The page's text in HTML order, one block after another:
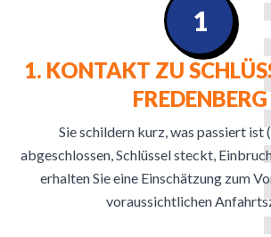
1. KONTAKT ZU
FREDENBERG
Sie schildern kurz, was passiert ist
abgeschlossen, Schlüssel steckt,
erhalten Sie eine Einschätzung zum
voraussichtlichen
1